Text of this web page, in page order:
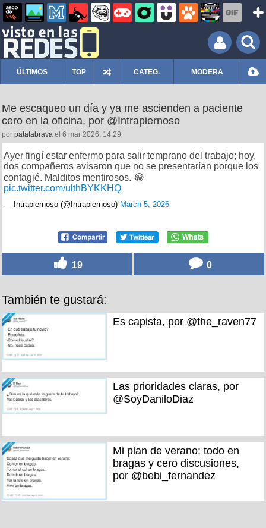
ÚLTIMOS TOP CATEG. MODERA
Me escaqueo un día y ya me ascienden a paciente
cero en la oficina, por @Intrapiernoso
por patatabrava el 6 mar 2026, 14:29
Ayer fingí estar enfermo para salir temprano del trabajo; hoy,
dos compañeros avisaron que no se presentarían porque los
contagié. Malditos mentirosos. 😂
pic.twitter.com/ulthBYKKHQ
— Intrapiernoso (@Intrapiernoso) March 5, 2026
19 0
También te gustará:
Es capista, por @the_raven77
Las prioridades claras, por
@SoyDaniloDiaz
Mi plan de verano: todo en
bragas y cero discusiones,
por @bebi_fernandez